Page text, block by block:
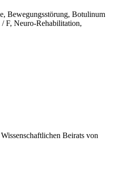
Bewegungsstörung, Botulinum
F, Neuro-Rehabilitation,
Beirats von